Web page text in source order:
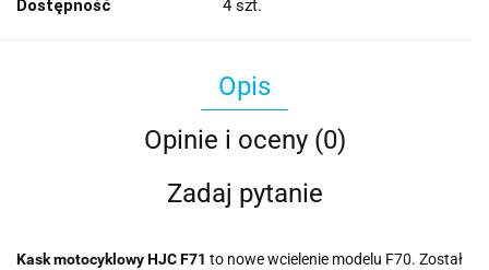
Dostępność 4 szt.
Opis
Opinie i oceny (0)
Zadaj pytanie
Kask motocyklowy HJC F71 to nowe wcielenie modelu F70. Został